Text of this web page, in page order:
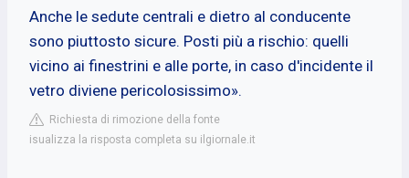
Anche le sedute centrali e dietro al conducente
sono piuttosto sicure. Posti più a rischio: quelli
vicino ai finestrini e alle porte, in caso d'incidente il
vetro diviene pericolosissimo».
Richiesta di rimozione della fonte
isualizza la risposta completa su ilgiornale.it